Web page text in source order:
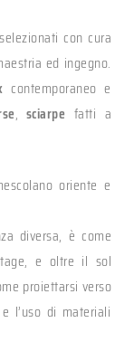
con cura
ed ingegno.
contemporaneo e
, sciarpe fatti a
oriente e
diversa, è come
e oltre il sol
proiettarsi verso
l’uso di materiali